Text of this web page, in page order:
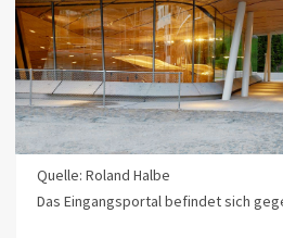
Quelle: Roland Halbe
Das Eingangsportal befindet sich